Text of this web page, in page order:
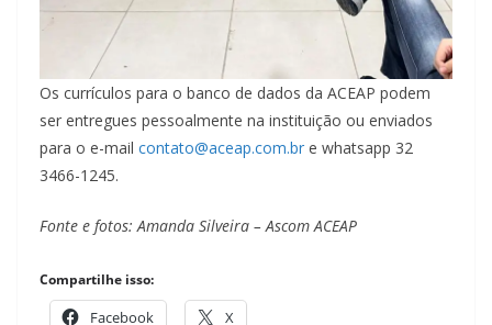
Os currículos para o banco de dados da ACEAP podem
ser entregues pessoalmente na instituição ou enviados
para o e-mail contato@aceap.com.br e whatsapp 32
3466-1245.
Fonte e fotos: Amanda Silveira – Ascom ACEAP
Compartilhe isso:
Facebook X